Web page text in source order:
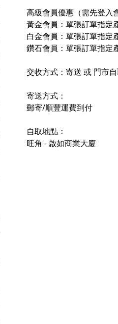
高級會員優惠（需先登入
黃金會員：單張訂單指定
白金會員：單張訂單指定
鑽石會員：單張訂單指定
交收方式：寄送 或 門市
寄送方式：
郵寄/順豐運費到付
自取地點：
旺角 - 啟如商業大廈